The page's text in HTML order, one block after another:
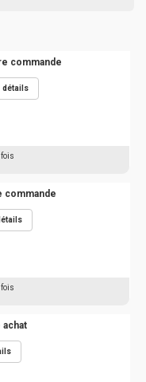
commande
détails
fois
commande
fois